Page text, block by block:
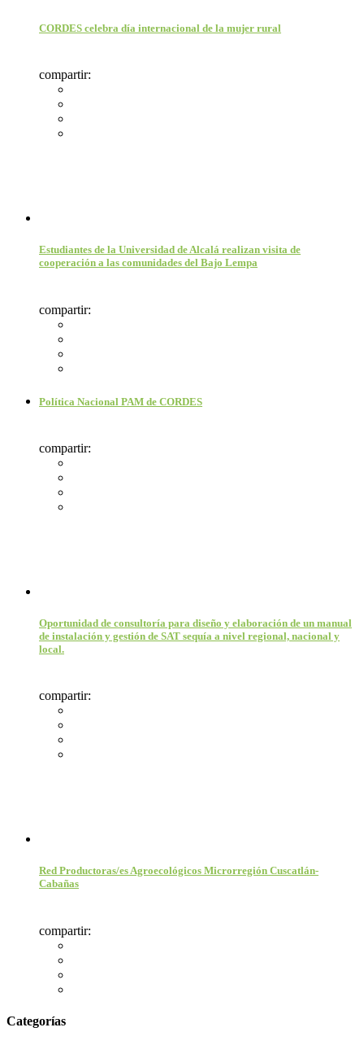
CORDES celebra día internacional de la mujer rural
compartir:
Estudiantes de la Universidad de Alcalá realizan visita de
cooperación a las comunidades del Bajo Lempa
compartir:
Política Nacional PAM de CORDES
compartir:
Oportunidad de consultoría para diseño y elaboración de un manual
de instalación y gestión de SAT sequía a nivel regional, nacional y
local.
compartir:
Red Productoras/es Agroecológicos Microrregión Cuscatlán-
Cabañas
compartir:
Categorías